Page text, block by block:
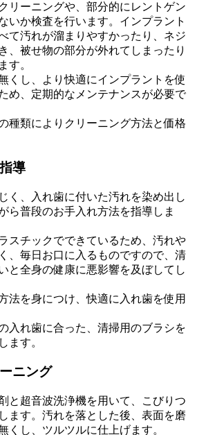
リーニングや、部分的にレントゲン
いか検査を行います。インプラント
て汚れが溜まりやすかったり、ネジ
、被せ物の部分が外れてしまったり
す。
くし、より快適にインプラントを使
め、定期的なメンテナンスが必要で
種類によりクリーニング方法と価格
導
く、入れ歯に付いた汚れを染め出し
ら普段のお手入れ方法を指導しま
スチックでできているため、汚れや
、毎日お口に入るものですので、清
と全身の健康に悪影響を及ぼしてし
法を身につけ、快適に入れ歯を使用
入れ歯に合った、清掃用のブラシを
ます。
ニング
と超音波洗浄機を用いて、こびりつ
ます。汚れを落とした後、表面を磨
くし、ツルツルに仕上げます。